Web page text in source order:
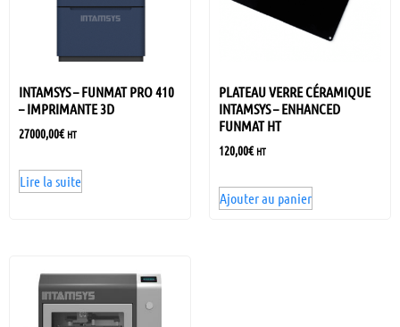
INTAMSYS – FUNMAT PRO 410
– IMPRIMANTE 3D
27000,00€ HT
Lire la suite
PLATEAU VERRE CÉRAMIQUE
INTAMSYS – ENHANCED
FUNMAT HT
120,00€ HT
Ajouter au panier